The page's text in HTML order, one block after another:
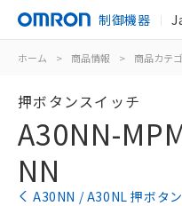
制御機器
ホーム > 商品情報 > 商品カテ
押ボタンスイッチ
A30NN-
NN
A30NN / A30NL 押ボタ